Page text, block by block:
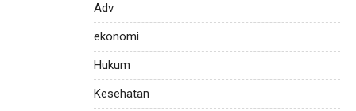
Adv
ekonomi
Hukum
Kesehatan